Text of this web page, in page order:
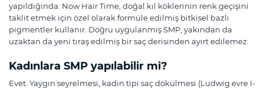
yapıldığında. Now Hair Time, doğal kıl köklerinin renk geçişini
taklit etmek için özel olarak formüle edilmiş bitkisel bazlı
pigmentler kullanır. Doğru uygulanmış SMP, yakından da
uzaktan da yeni tıraş edilmiş bir saç derisinden ayırt edilemez.
Kadınlara SMP yapılabilir mi?
Evet. Yaygın seyrelmesi, kadın tipi saç dökülmesi (Ludwig evre I-